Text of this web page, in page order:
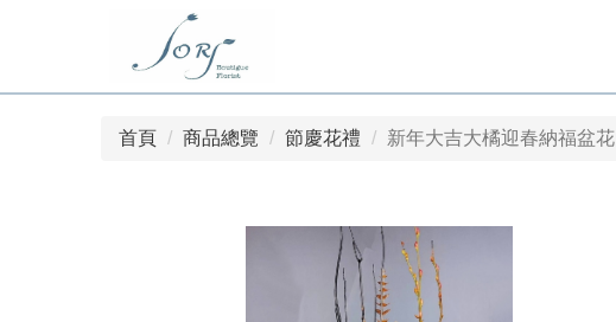
首頁 商品總覽 節慶花禮 新年大吉大橘迎春納福盆花